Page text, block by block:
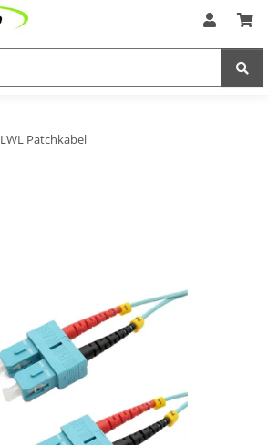
LWL Patchkabel